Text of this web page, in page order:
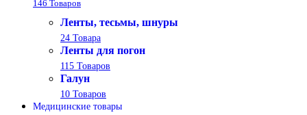
146 Товаров
Ленты, тесьмы, шнуры
24 Товара
Ленты для погон
115 Товаров
Галун
10 Товаров
Медицинские товары